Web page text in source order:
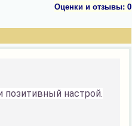
Оценки и отзывы: 0
позитивный настрой.